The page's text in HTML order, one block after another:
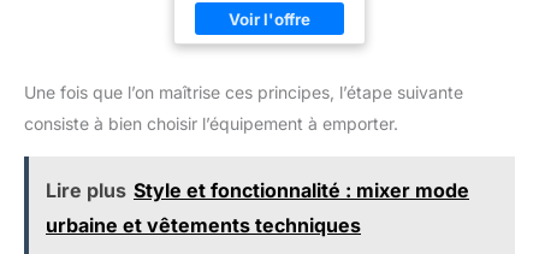
Une fois que l’on maîtrise ces principes, l’étape suivante
consiste à bien choisir l’équipement à emporter.
Lire plus Style et fonctionnalité : mixer mode
urbaine et vêtements techniques